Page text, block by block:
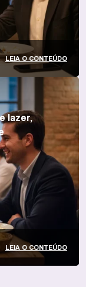
LEIA O CONTEÚDO
lazer,
LEIA O CONTEÚDO